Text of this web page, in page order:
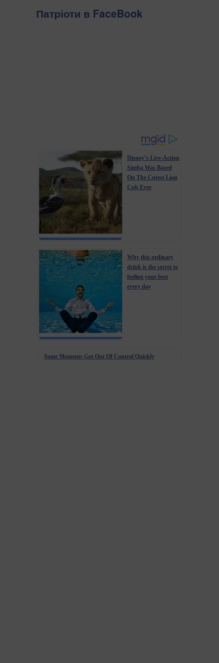
Патріоти в FaceBook
Disney’s Live-Action
Simba Was Based
On The Cutest Lion
Cub Ever
Why this ordinary
drink is the secret to
feeling your best
every day
Some Moments Got Out Of Control Quickly